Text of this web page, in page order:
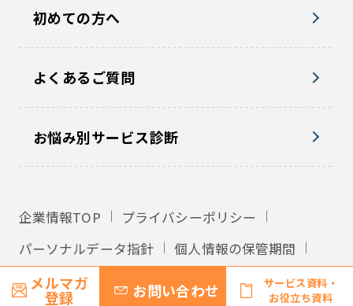
メルマガ
登録 お問い合わせ
サービス資料・
お役立ち資料
初めての方へ
よくあるご質問
お悩み別サービス診断
企業情報TOP
プライバシーポリシー
パーソナルデータ指針
個人情報の保管期間
外国への個人情報の提供
利用規約